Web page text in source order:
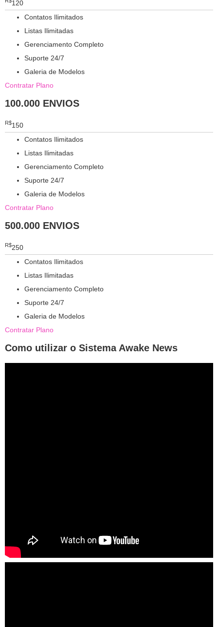
120
Contatos Ilimitados
Listas Ilimitadas
Gerenciamento Completo
Suporte 24/7
Galeria de Modelos
Contratar Plano
100.000 ENVIOS
R$150
Contatos Ilimitados
Listas Ilimitadas
Gerenciamento Completo
Suporte 24/7
Galeria de Modelos
Contratar Plano
500.000 ENVIOS
R$250
Contatos Ilimitados
Listas Ilimitadas
Gerenciamento Completo
Suporte 24/7
Galeria de Modelos
Contratar Plano
Como utilizar o Sistema Awake News